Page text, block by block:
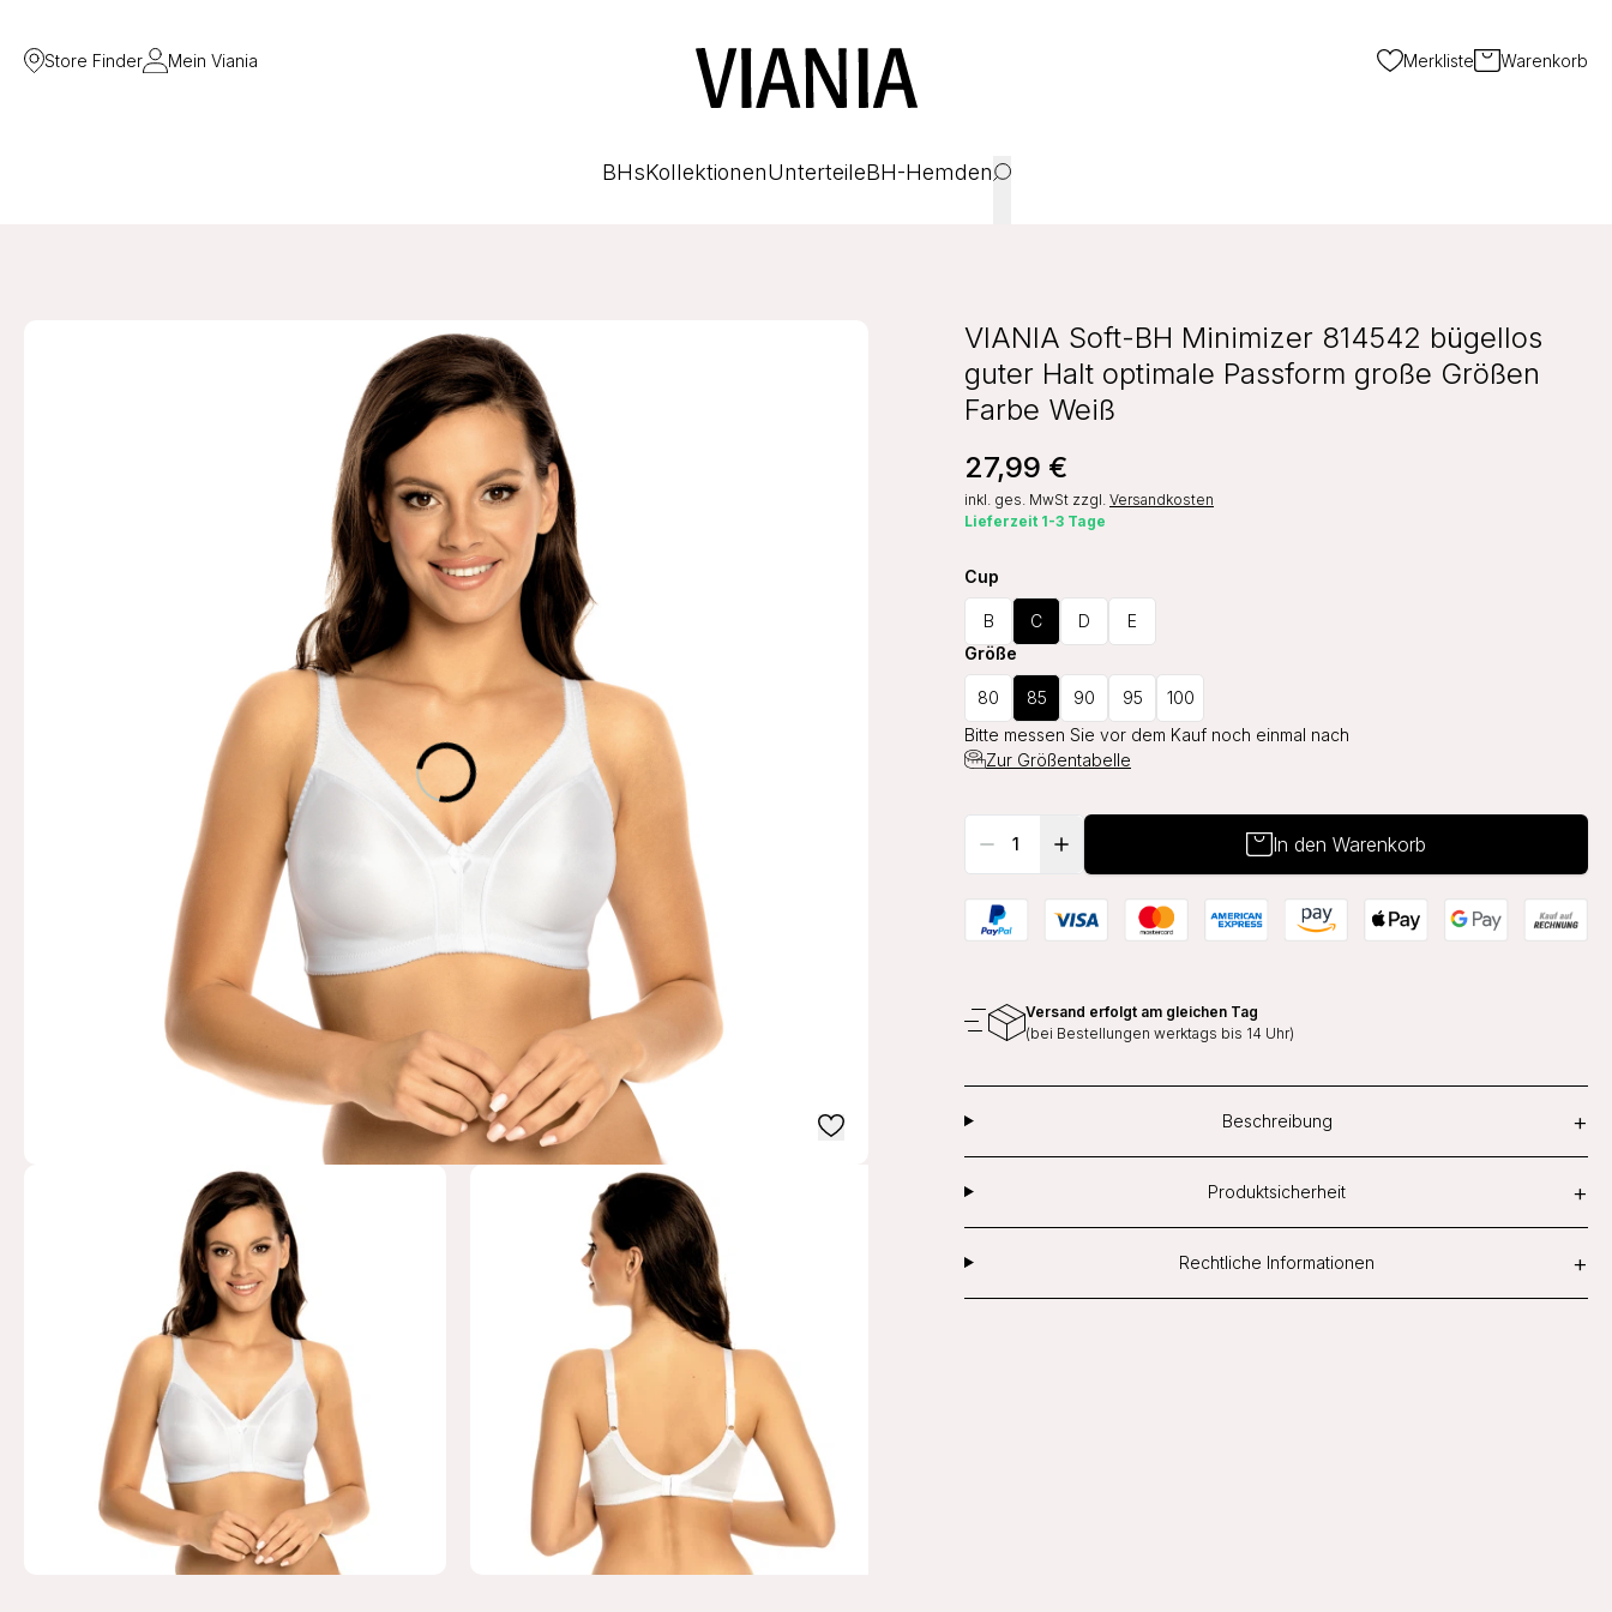
Store Finder Mein Viania Merkliste Warenkorb
BHsKollektionenUnterteileBH-Hemden
VIANIA Soft-BH Minimizer 814542 bügellos
guter Halt optimale Passform große Größen
Farbe Weiß
27,99 €
inkl. ges. MwSt zzgl. Versandkosten
Lieferzeit 1-3 Tage
Cup
B C D
E
Größe
80 85 90 95
100
Bitte messen Sie vor dem Kauf noch einmal nach
Zur Größentabelle
In den Warenkorb
Versand erfolgt am gleichen Tag
(bei Bestellungen werktags bis 14 Uhr)
Beschreibung +
Produktsicherheit +
Rechtliche Informationen +